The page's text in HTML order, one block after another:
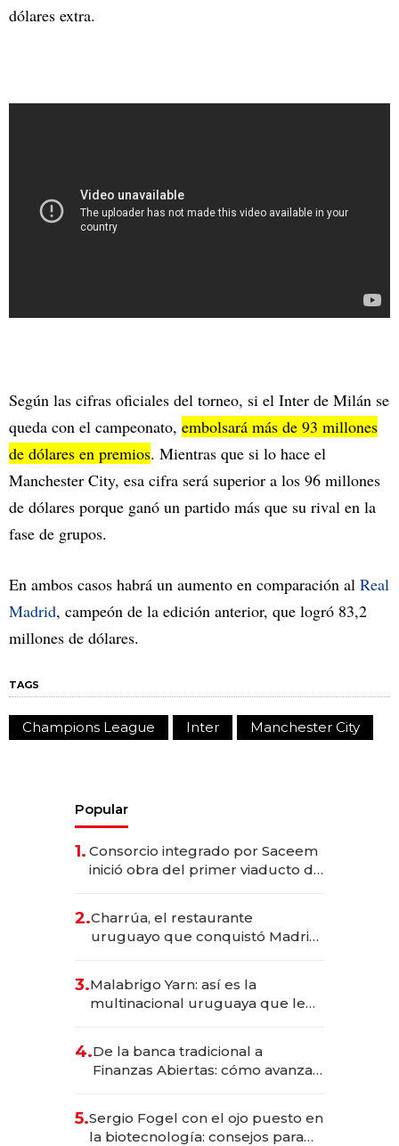
dólares extra.
Según las cifras oficiales del torneo, si el Inter de Milán se
queda con el campeonato, embolsará más de 93 millones
de dólares en premios. Mientras que si lo hace el
Manchester City, esa cifra será superior a los 96 millones
de dólares porque ganó un partido más que su rival en la
fase de grupos.
En ambos casos habrá un aumento en comparación al Real
Madrid, campeón de la edición anterior, que logró 83,2
millones de dólares.
TAGS
Champions League Inter Manchester City
Popular
1. Consorcio integrado por Saceem
inició obra del primer viaducto de
millones
2.Charrúa, el restaurante
uruguayo que conquistó Madrid:
anticipación y prepara apertura
3.Malabrigo Yarn: así es la
multinacional uruguaya que le
4.De la banca tradicional a
Finanzas Abiertas: cómo avanza
5.Sergio Fogel con el ojo puesto en
la biotecnología: consejos para